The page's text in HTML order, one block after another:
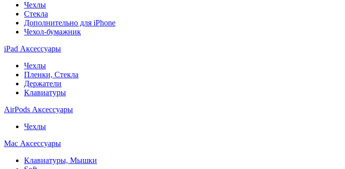
Чехлы
Стекла
Дополнительно для iPhone
Чехол-бумажник
iPad Аксессуары
Чехлы
Пленки, Стекла
Держатели
Клавиатуры
AirPods Аксессуары
Чехлы
Mac Аксессуары
Клавиатуры, Мышки